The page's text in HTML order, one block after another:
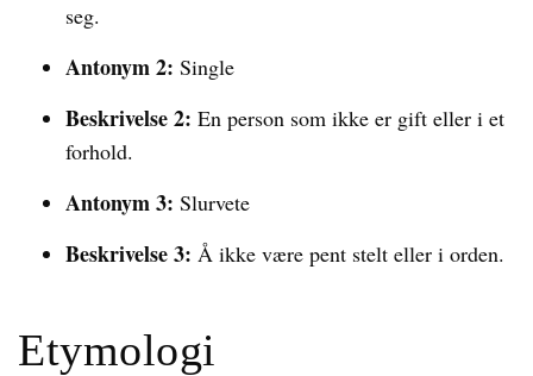
seg.
Antonym 2: Single
Beskrivelse 2: En person som ikke er gift eller i et
forhold.
Antonym 3: Slurvete
Beskrivelse 3: Å ikke være pent stelt eller i orden.
Etymologi